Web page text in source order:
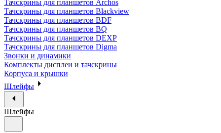
Тачскрины для планшетов Archos
Тачскрины для планшетов Blackview
Тачскрины для планшетов BDF
Тачскрины для планшетов BQ
Тачскрины для планшетов DEXP
Тачскрины для планшетов Digma
Звонки и динамики
Комплекты дисплеи и тачскрины
Корпуса и крышки
Шлейфы
Шлейфы